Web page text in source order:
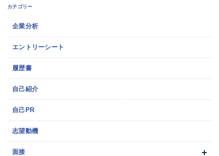
カテゴリー
企業分析
エントリーシート
履歴書
自己紹介
自己PR
志望動機
面接